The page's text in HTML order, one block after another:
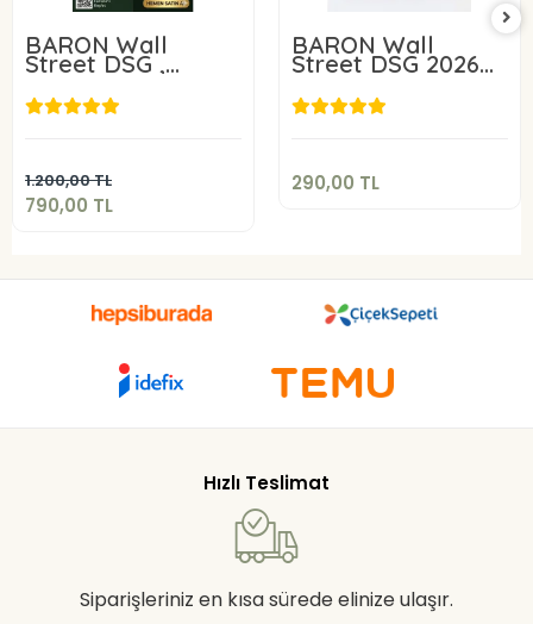
BARON Wall
Street DSG ,
Brown, IVO, NCT
2026 4 lü Erkek
EDC Erkek Parfüm
1.200,00 TL
790,00 TL
790,00 TL
BARON Wall
Street DSG 2026
EDC Erkek Parfüm
100 ml
290,00 TL
290,00 TL
Hızlı Teslimat
Siparişleriniz en kısa sürede elinize ulaşır.